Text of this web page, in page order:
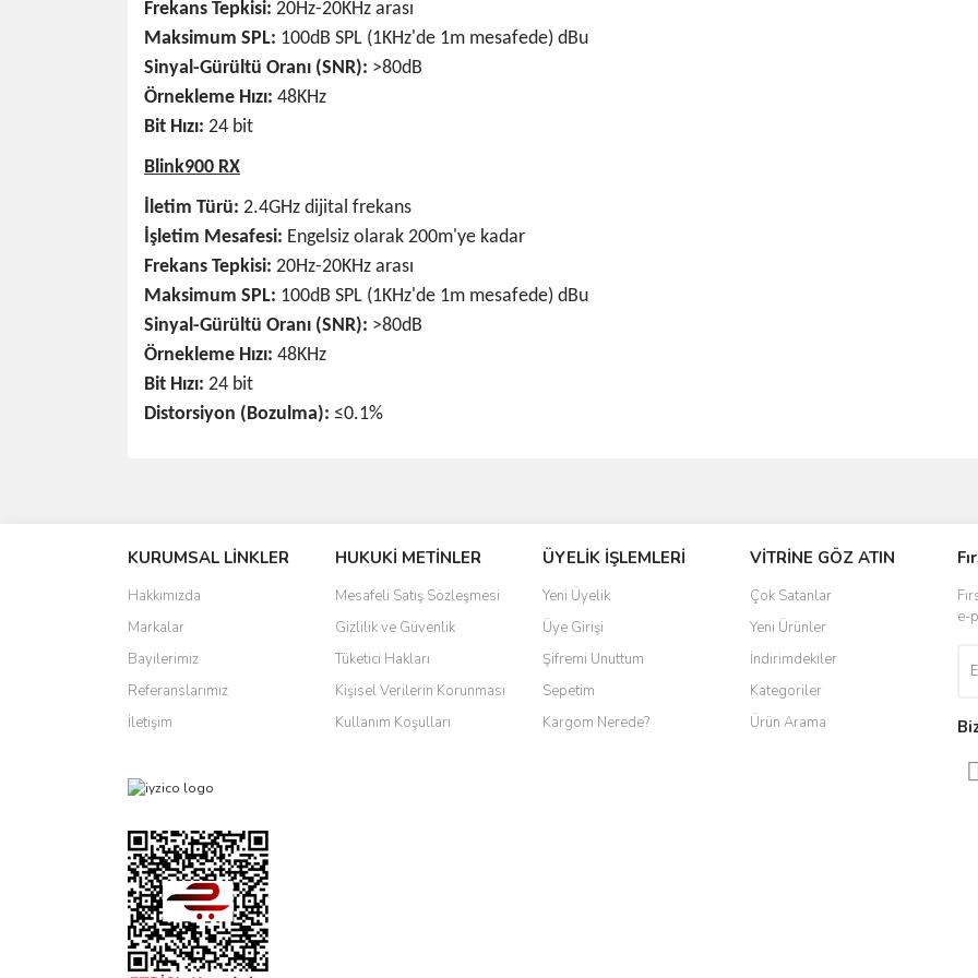
Frekans Tepkisi: 20Hz-20KHz arası
Maksimum SPL: 100dB SPL (1KHz'de 1m mesafede) dBu
Sinyal-Gürültü Oranı (SNR): >80dB
Örnekleme Hızı: 48KHz
Bit Hızı: 24 bit
Blink900 RX
İletim Türü: 2.4GHz dijital frekans
İşletim Mesafesi: Engelsiz olarak 200m'ye kadar
Frekans Tepkisi: 20Hz-20KHz arası
Maksimum SPL: 100dB SPL (1KHz'de 1m mesafede) dBu
Sinyal-Gürültü Oranı (SNR): >80dB
Örnekleme Hızı: 48KHz
Bit Hızı: 24 bit
Distorsiyon (Bozulma): ≤0.1%
Ürün resmi kalitesiz, bozuk veya görüntülenemiyor.
Ürün açıklamasında eksik bilgiler bulunuyor.
Ürün bilgilerinde hatalar bulunuyor.
Ürün fiyatı diğer sitelerden daha pahalı.
Bu ürüne benzer farklı alternatifler olmalı.
KURUMSAL LİNKLER
Hakkımızda
Markalar
Bayilerimiz
Referanslarımız
İletişim
HUKUKİ METİNLER
Mesafeli Satış Sözleşmesi
Gizlilik ve Güvenlik
Tüketici Hakları
Kişisel Verilerin Korunması
Kullanım Koşulları
ÜYELİK İŞLEMLERİ
Yeni Üyelik
Üye Girişi
Şifremi Unuttum
Sepetim
Kargom Nerede?
VİTRİNE GÖZ ATIN
Çok Satanlar
Yeni Ürünler
İndirimdekiler
Kategoriler
Ürün Arama
e-